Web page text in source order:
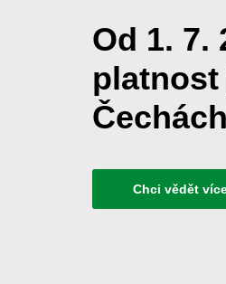
Od 1. 7.
platnost
Chci vědět